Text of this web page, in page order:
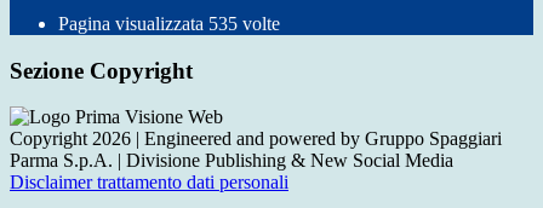
Pagina visualizzata 535 volte
Sezione Copyright
Copyright 2026 | Engineered and powered by Gruppo Spaggiari
Parma S.p.A. | Divisione Publishing & New Social Media
Disclaimer trattamento dati personali